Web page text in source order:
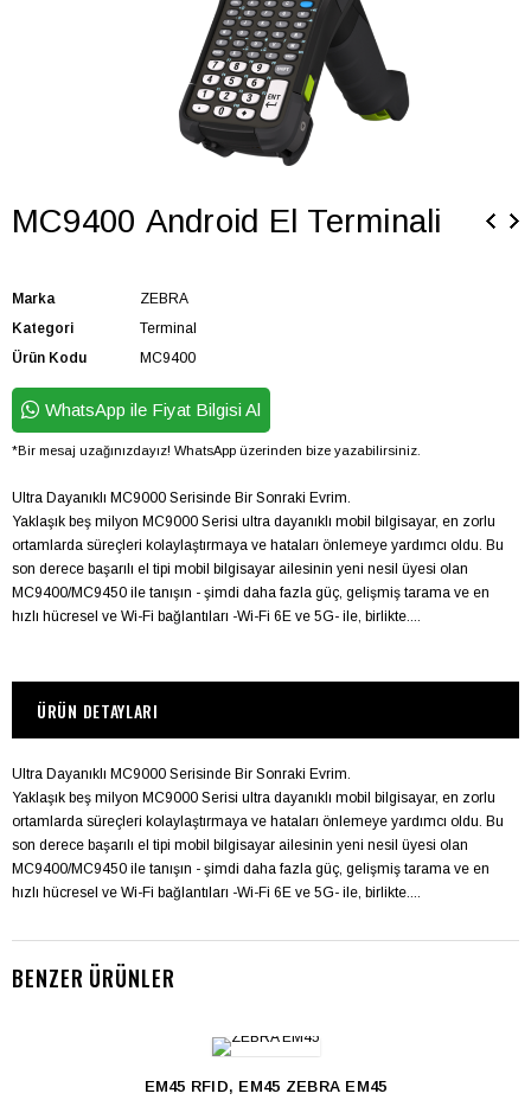
MC9400 Android El Terminali
Marka
ZEBRA
Kategori
Terminal
Ürün Kodu
MC9400
WhatsApp ile Fiyat Bilgisi Al
*Bir mesaj uzağınızdayız! WhatsApp üzerinden bize yazabilirsiniz.
Ultra Dayanıklı MC9000 Serisinde Bir Sonraki Evrim.
Yaklaşık beş milyon MC9000 Serisi ultra dayanıklı mobil bilgisayar, en zorlu
ortamlarda süreçleri kolaylaştırmaya ve hataları önlemeye yardımcı oldu. Bu
son derece başarılı el tipi mobil bilgisayar ailesinin yeni nesil üyesi olan
MC9400/MC9450 ile tanışın - şimdi daha fazla güç, gelişmiş tarama ve en
hızlı hücresel ve Wi-Fi bağlantıları -Wi-Fi 6E ve 5G- ile, birlikte....
ÜRÜN DETAYLARI
Ultra Dayanıklı MC9000 Serisinde Bir Sonraki Evrim.
Yaklaşık beş milyon MC9000 Serisi ultra dayanıklı mobil bilgisayar, en zorlu
ortamlarda süreçleri kolaylaştırmaya ve hataları önlemeye yardımcı oldu. Bu
son derece başarılı el tipi mobil bilgisayar ailesinin yeni nesil üyesi olan
MC9400/MC9450 ile tanışın - şimdi daha fazla güç, gelişmiş tarama ve en
hızlı hücresel ve Wi-Fi bağlantıları -Wi-Fi 6E ve 5G- ile, birlikte....
BENZER ÜRÜNLER
EM45 RFID, EM45 ZEBRA EM45